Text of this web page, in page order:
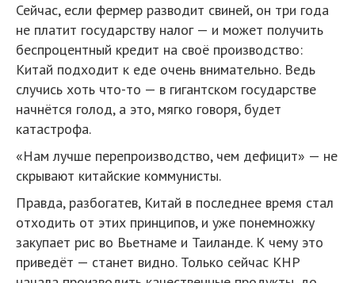
Сейчас, если фермер разводит свиней, он три года
не платит государству налог — и может получить
беспроцентный кредит на своё производство:
Китай подходит к еде очень внимательно. Ведь
случись хоть что-то — в гигантском государстве
начнётся голод, а это, мягко говоря, будет
катастрофа.
«Нам лучше перепроизводство, чем дефицит» — не
скрывают китайские коммунисты.
Правда, разбогатев, Китай в последнее время стал
отходить от этих принципов, и уже понемножку
закупает рис во Вьетнаме и Таиланде. К чему это
приведёт — станет видно. Только сейчас КНР